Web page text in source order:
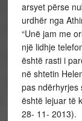
arsyet përse
urdhër nga
“Unë jam me
një lidhje
është rasti i
në shtetin
pas ndërhyrjes
është lejuar të
28- 11- 2013).